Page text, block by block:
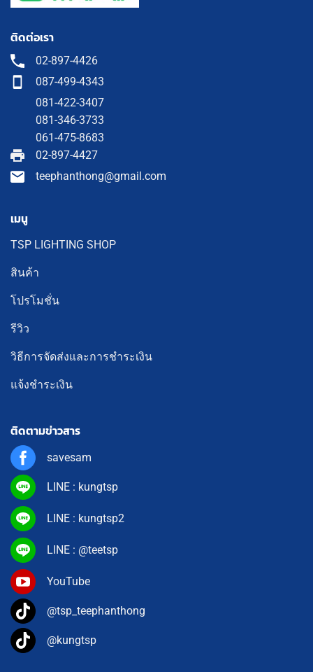
ติดต่อเรา
02-897-4426
087-499-4343
081-422-3407
081-346-3733
061-475-8683
02-897-4427
teephanthong@gmail.com
เมนู
TSP LIGHTING SHOP
สินค้า
โปรโมชั่น
รีวิว
วิธีการจัดส่งและการชำระเงิน
แจ้งชำระเงิน
ติดตามข่าวสาร
savesam
LINE : kungtsp
LINE : kungtsp2
LINE : @teetsp
YouTube
@tsp_teephanthong
@kungtsp